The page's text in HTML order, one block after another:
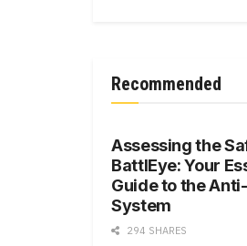
Recommended
Assessing the
BattlEye: Your
Guide to the
System
294 SHARES